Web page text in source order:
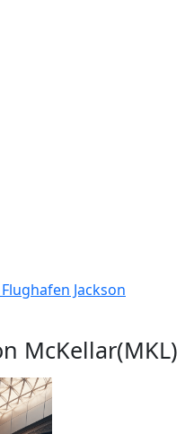
Jackson
McKellar(MKL)